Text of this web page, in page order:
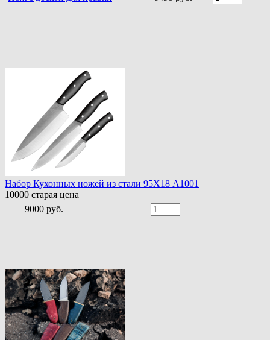
Набор Кухонных ножей из стали 95Х18 A1001
10000 старая цена
9000 руб.